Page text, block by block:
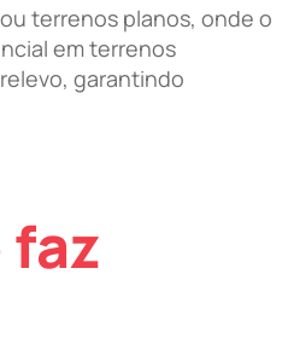
terrenos planos, onde o
em terrenos
garantindo